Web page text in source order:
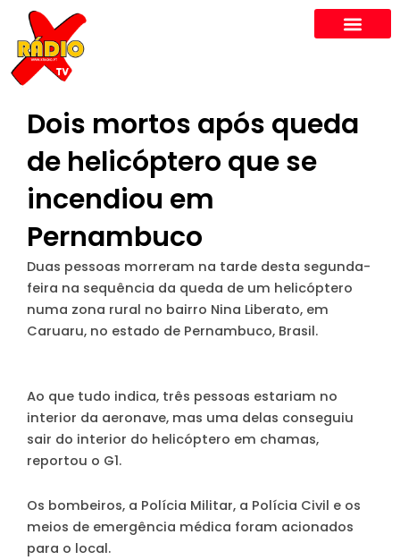
content
Dois mortos após queda
de helicóptero que se
incendiou em
Pernambuco
Duas pessoas morreram na tarde desta segunda-
feira na sequência da queda de um helicóptero
numa zona rural no bairro Nina Liberato, em
Caruaru, no estado de Pernambuco, Brasil.
Ao que tudo indica, três pessoas estariam no
interior da aeronave, mas uma delas conseguiu
sair do interior do helicóptero em chamas,
reportou o G1.
Os bombeiros, a Polícia Militar, a Polícia Civil e os
meios de emergência médica foram acionados
para o local.